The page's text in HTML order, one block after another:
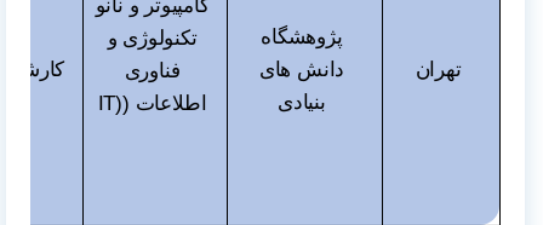
تهران
پژوهشگاه
دانش های
بنیادی
کامپیوتر و نانو
تکنولوژی و
فناوری
اطلاعات (IT)